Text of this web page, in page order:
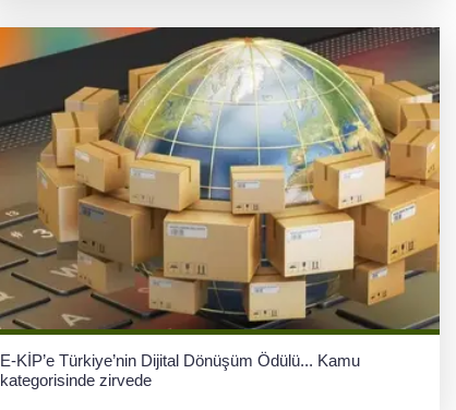
E-KİP’e Türkiye’nin Dijital Dönüşüm Ödülü... Kamu
kategorisinde zirvede